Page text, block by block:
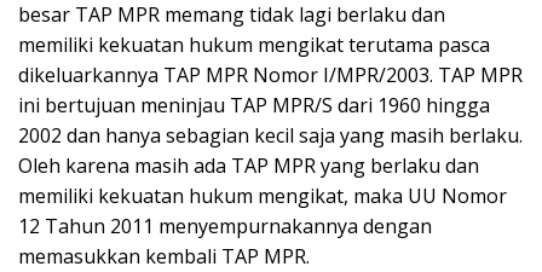
besar TAP MPR memang tidak lagi berlaku dan
memiliki kekuatan hukum mengikat terutama pasca
dikeluarkannya TAP MPR Nomor I/MPR/2003. TAP MPR
ini bertujuan meninjau TAP MPR/S dari 1960 hingga
2002 dan hanya sebagian kecil saja yang masih berlaku.
Oleh karena masih ada TAP MPR yang berlaku dan
memiliki kekuatan hukum mengikat, maka UU Nomor
12 Tahun 2011 menyempurnakannya dengan
memasukkan kembali TAP MPR.